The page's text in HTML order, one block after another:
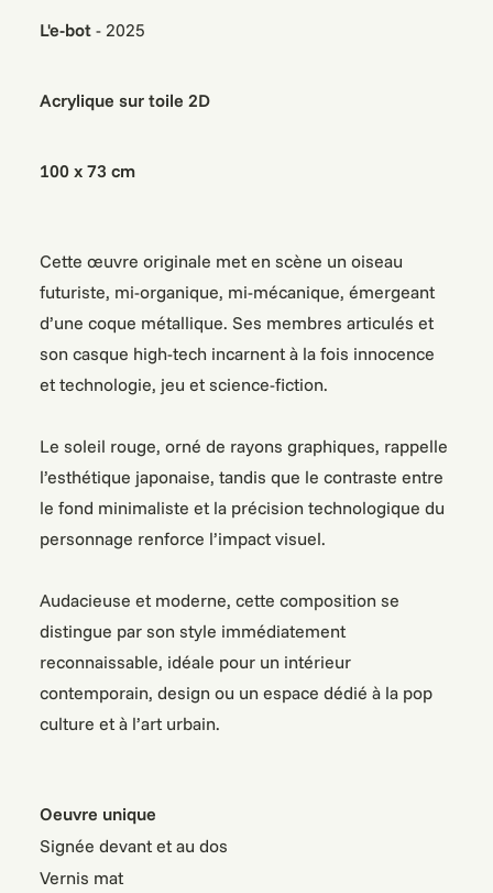
L'e-bot - 2025
Acrylique sur toile 2D
100 x 73 cm
Cette œuvre originale met en scène un oiseau
futuriste, mi-organique, mi-mécanique, émergeant
d’une coque métallique. Ses membres articulés et
son casque high-tech incarnent à la fois innocence
et technologie, jeu et science-fiction.
Le soleil rouge, orné de rayons graphiques, rappelle
l’esthétique japonaise, tandis que le contraste entre
le fond minimaliste et la précision technologique du
personnage renforce l’impact visuel.
Audacieuse et moderne, cette composition se
distingue par son style immédiatement
reconnaissable, idéale pour un intérieur
contemporain, design ou un espace dédié à la pop
culture et à l’art urbain.
Oeuvre unique
Signée devant et au dos
Vernis mat